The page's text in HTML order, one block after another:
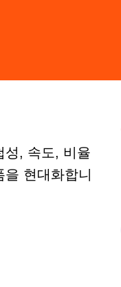
성, 속도, 비율
현대화합니